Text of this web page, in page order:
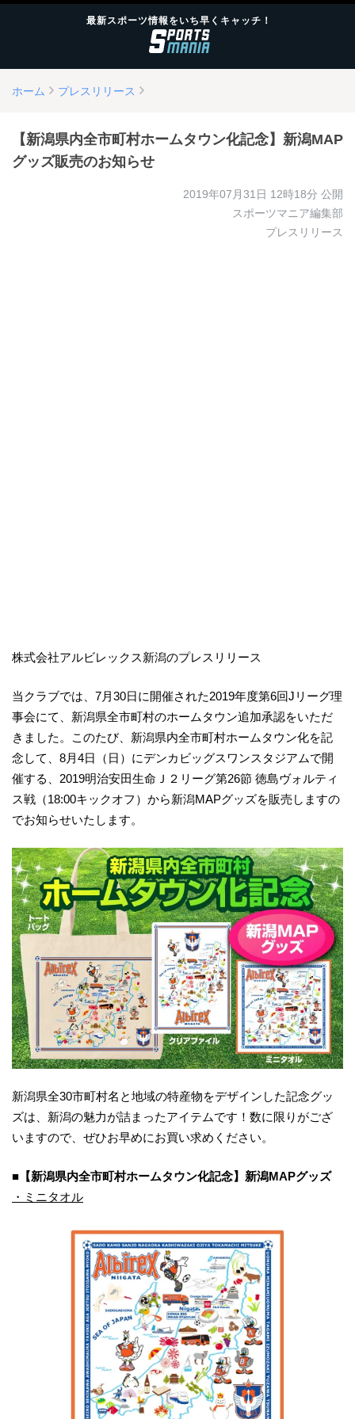
最新スポーツ情報をいち早くキャッチ！
ホーム プレスリリース
【新潟県内全市町村ホームタウン化記念】新潟MAP
グッズ販売のお知らせ
2019年07月31日 12時18分 公開
スポーツマニア編集部
プレスリリース
株式会社アルビレックス新潟のプレスリリース
当クラブでは、7月30日に開催された2019年度第6回Jリーグ理
事会にて、新潟県全市町村のホームタウン追加承認をいただ
きました。このたび、新潟県内全市町村ホームタウン化を記
念して、8月4日（日）にデンカビッグスワンスタジアムで開
催する、2019明治安田生命Ｊ２リーグ第26節 徳島ヴォルティ
ス戦（18:00キックオフ）から新潟MAPグッズを販売しますの
でお知らせいたします。
新潟県全30市町村名と地域の特産物をデザインした記念グッ
ズは、新潟の魅力が詰まったアイテムです！数に限りがござ
いますので、ぜひお早めにお買い求めください。
■【新潟県内全市町村ホームタウン化記念】新潟MAPグッズ
・ミニタオル